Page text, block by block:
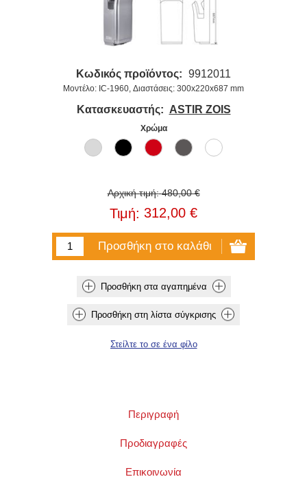
Κωδικός προϊόντος: 9912011
Μοντέλο: IC-1960, Διαστάσεις: 300x220x687 mm
Κατασκευαστής: ASTIR ZOIS
Χρώμα
Αρχική τιμή: 480,00 €
Τιμή: 312,00 €
Περιγραφή
Προδιαγραφές
Επικοινωνία